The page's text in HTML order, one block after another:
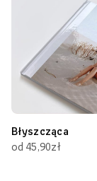
Błyszcząca
od 45,90zł